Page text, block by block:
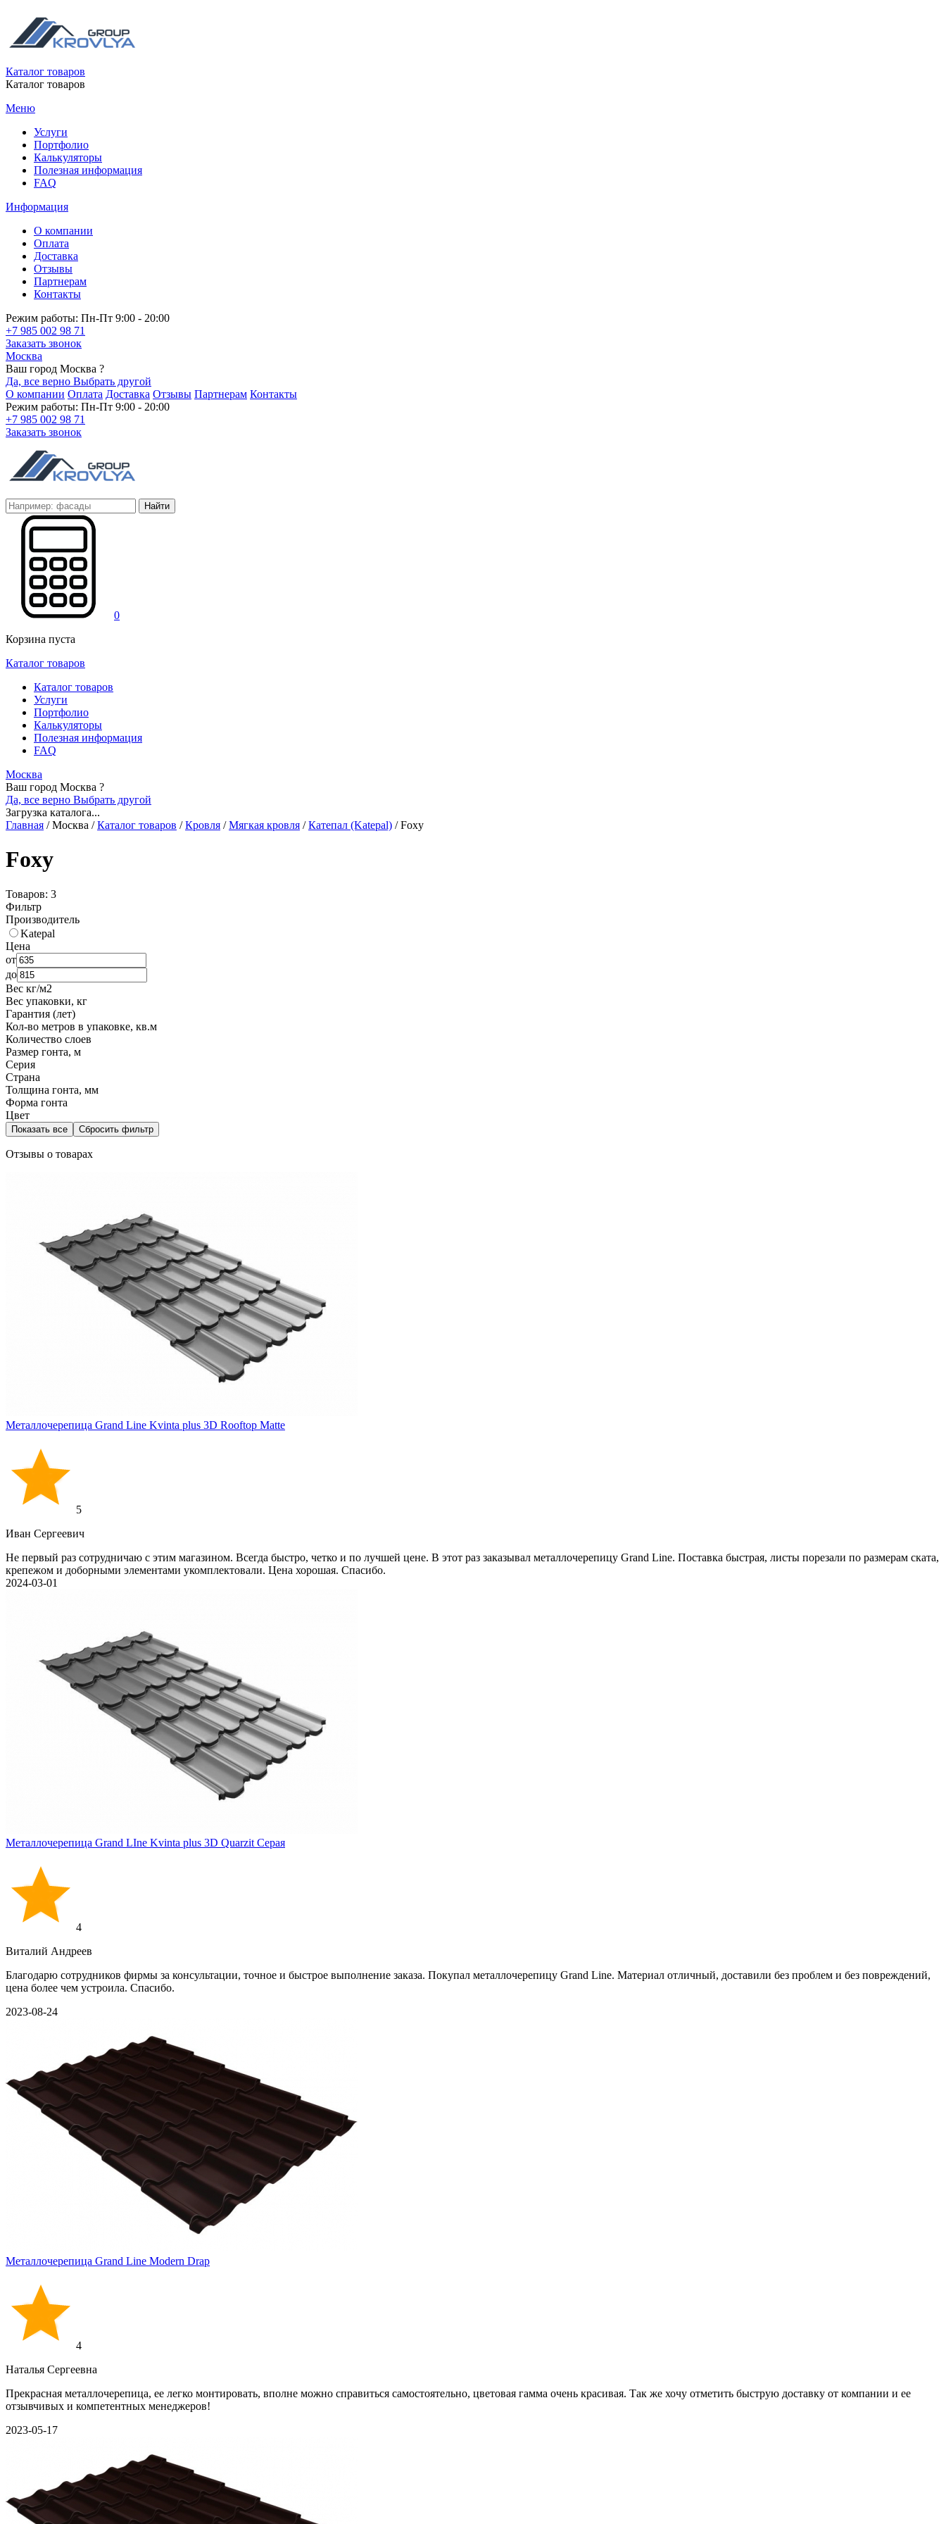
Каталог товаров
Каталог товаров
Меню
Услуги
Портфолио
Калькуляторы
Полезная информация
FAQ
Информация
О компании
Оплата
Доставка
Отзывы
Партнерам
Контакты
Режим работы: Пн-Пт 9:00 - 20:00
+7 985 002 98 71
Заказать звонок
Москва
Ваш город Москва ?
Да, все верно Выбрать другой
О компании Оплата Доставка Отзывы Партнерам Контакты
Режим работы: Пн-Пт 9:00 - 20:00
+7 985 002 98 71
Заказать звонок
Найти
0
Корзина пуста
Каталог товаров
Каталог товаров
Услуги
Портфолио
Калькуляторы
Полезная информация
FAQ
Москва
Ваш город Москва ?
Да, все верно Выбрать другой
Загрузка каталога...
Главная /Москва / Каталог товаров / Кровля / Мягкая кровля / Катепал (Katepal) /Foxy
Foxy
Товаров: 3
Фильтр
Производитель
Katepal
Цена
от
до
Вес кг/м2
Вес упаковки, кг
Гарантия (лет)
Кол-во метров в упаковке, кв.м
Количество слоев
Размер гонта, м
Серия
Страна
Толщина гонта, мм
Форма гонта
Цвет
Показать все Сбросить фильтр
Отзывы о товарах
Металлочерепица Grand Line Kvinta plus 3D Rooftop Matte
5
Иван Cергеевич
Не первый раз сотрудничаю с этим магазином. Всегда быстро, четко и по лучшей цене. В этот раз заказывал металлочерепицу Grand Line. Поставка быстрая, листы порезали по размерам ската,
крепежом и доборными элементами укомплектовали. Цена хорошая. Спасибо.
2024-03-01
Металлочерепица Grand LIne Kvinta plus 3D Quarzit Серая
4
Виталий Андреев
Благодарю сотрудников фирмы за консультации, точное и быстрое выполнение заказа. Покупал металлочерепицу Grand Line. Материал отличный, доставили без проблем и без повреждений,
цена более чем устроила. Спасибо.
2023-08-24
Металлочерепица Grand Line Modern Drap
4
Наталья Сергеевна
Прекрасная металлочерепица, ее легко монтировать, вполне можно справиться самостоятельно, цветовая гамма очень красивая. Так же хочу отметить быструю доставку от компании и ее
отзывчивых и компетентных менеджеров!
2023-05-17